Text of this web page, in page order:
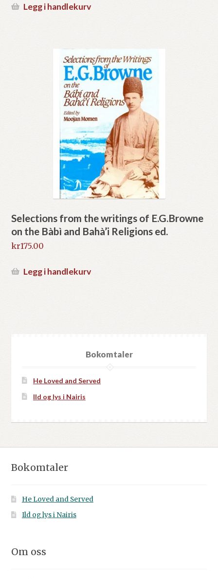
Legg i handlekurv
Selections from the writings of E.G.Browne
on the Bàbì and Bahà’i Religions ed.
kr175.00
Legg i handlekurv
Bokomtaler
He Loved and Served
Ild og lys i Nairis
Bokomtaler
He Loved and Served
Ild og lys i Nairis
Om oss